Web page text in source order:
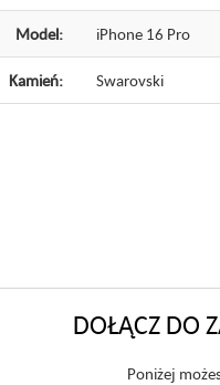
Model: iPhone 16 Pro
Kamień: Swarovski
DOŁĄCZ DO
Poniżej